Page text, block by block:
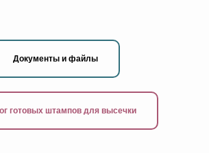
Документы и файлы
готовых штампов для высечки